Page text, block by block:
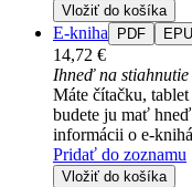
Vložiť do košíka
E-kniha PDF
14,72 €
Ihneď na stiahnutie
Máte čítačku,
budete ju mať
informácii o e-
Pridať do zoznamu
Vložiť do košíka